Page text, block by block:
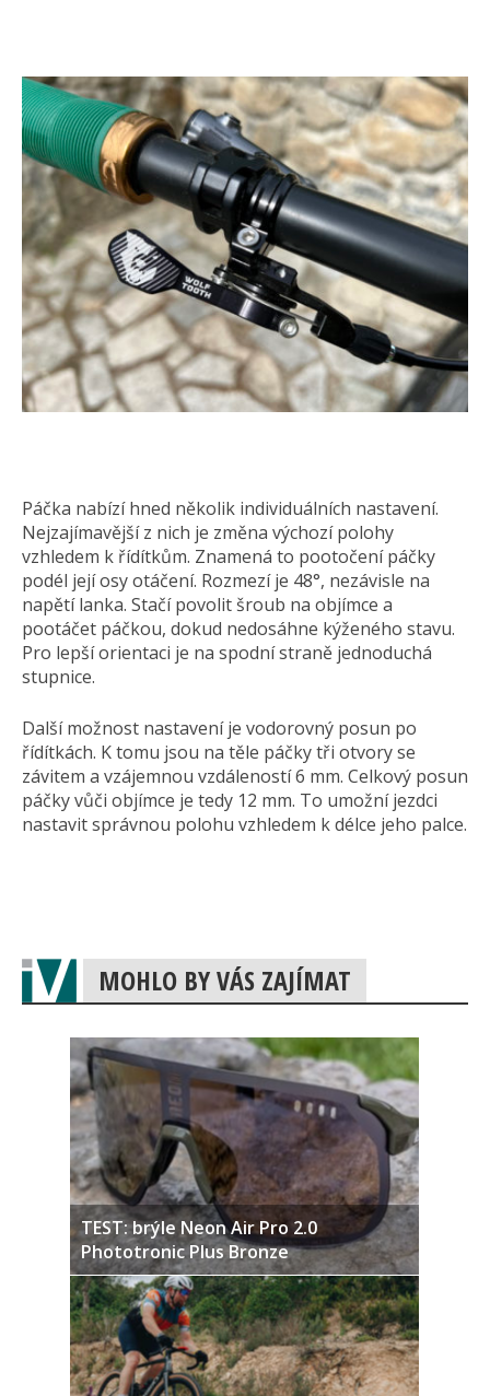
Páčka nabízí hned několik individuálních nastavení.
Nejzajímavější z nich je změna výchozí polohy
vzhledem k řídítkům. Znamená to pootočení páčky
podél její osy otáčení. Rozmezí je 48°, nezávisle na
napětí lanka. Stačí povolit šroub na objímce a
pootáčet páčkou, dokud nedosáhne kýženého stavu.
Pro lepší orientaci je na spodní straně jednoduchá
stupnice.
Další možnost nastavení je vodorovný posun po
řídítkách. K tomu jsou na těle páčky tři otvory se
závitem a vzájemnou vzdáleností 6 mm. Celkový posun
páčky vůči objímce je tedy 12 mm. To umožní jezdci
nastavit správnou polohu vzhledem k délce jeho palce.
MOHLO BY VÁS ZAJÍMAT
TEST: brýle Neon Air Pro 2.0
Phototronic Plus Bronze